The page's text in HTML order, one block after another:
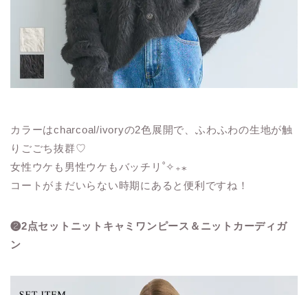
カラーはcharcoal/ivoryの2色展開で、ふわふわの生地が触
りごごち抜群♡
女性ウケも男性ウケもバッチリ˚✧₊⁎
コートがまだいらない時期にあると便利ですね！
❷2点セットニットキャミワンピース＆ニットカーディガ
ン